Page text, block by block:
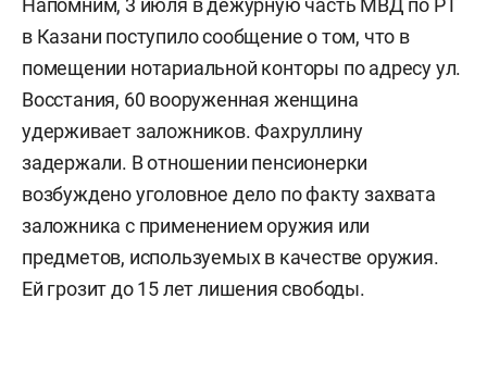
Напомним, 3 июля в дежурную часть МВД по РТ
в Казани поступило сообщение о том, что в
помещении нотариальной конторы по адресу ул.
Восстания, 60 вооруженная женщина
удерживает заложников. Фахруллину
задержали. В отношении пенсионерки
возбуждено уголовное дело по факту захвата
заложника с применением оружия или
предметов, используемых в качестве оружия.
Ей грозит до 15 лет лишения свободы.